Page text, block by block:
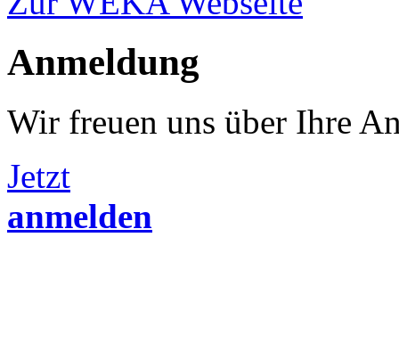
Anmeldung
Wir freuen uns über Ihre
Jetzt
anmelden